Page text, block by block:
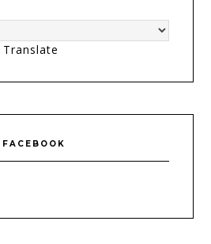
Translate
FACEBOOK